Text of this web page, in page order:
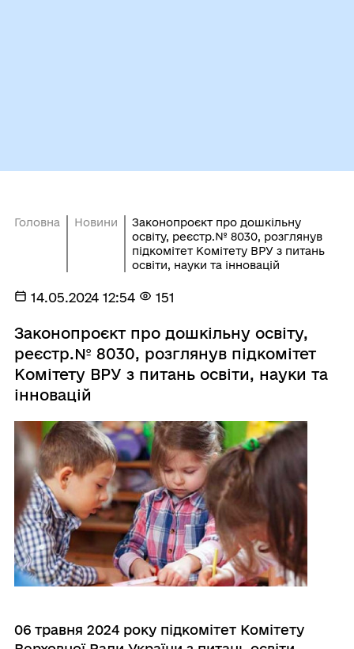
Головна Новини
Законопроєкт про дошкільну
освіту, реєстр.№ 8030, розглянув
підкомітет Комітету ВРУ з питань
освіти, науки та інновацій
14.05.2024 12:54 151
Законопроєкт про дошкільну освіту,
реєстр.№ 8030, розглянув підкомітет
Комітету ВРУ з питань освіти, науки та
інновацій
06 травня 2024 року підкомітет Комітету